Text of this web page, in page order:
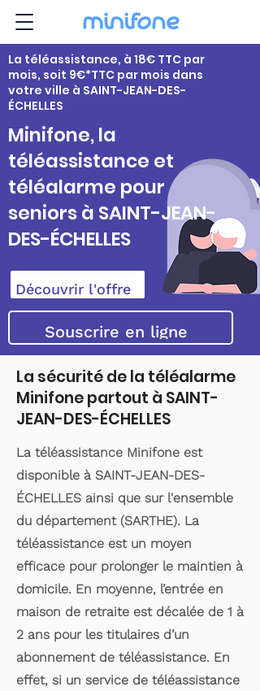
La téléassistance, à 18€ TTC par
mois, soit 9€*TTC par mois dans
votre ville à SAINT-JEAN-DES-
ÉCHELLES
Minifone, la
téléassistance et
téléalarme pour
seniors à SAINT-JEAN-
DES-ÉCHELLES
Découvrir l'offre
Souscrire en ligne
La sécurité de la téléalarme
Minifone partout à SAINT-
JEAN-DES-ÉCHELLES
La téléassistance Minifone est
disponible à SAINT-JEAN-DES-
ÉCHELLES ainsi que sur l'ensemble
du département (SARTHE). La
téléassistance est un moyen
efficace pour prolonger le maintien à
domicile. En moyenne, l’entrée en
maison de retraite est décalée de 1 à
2 ans pour les titulaires d’un
abonnement de téléassistance. En
effet, si un service de téléassistance